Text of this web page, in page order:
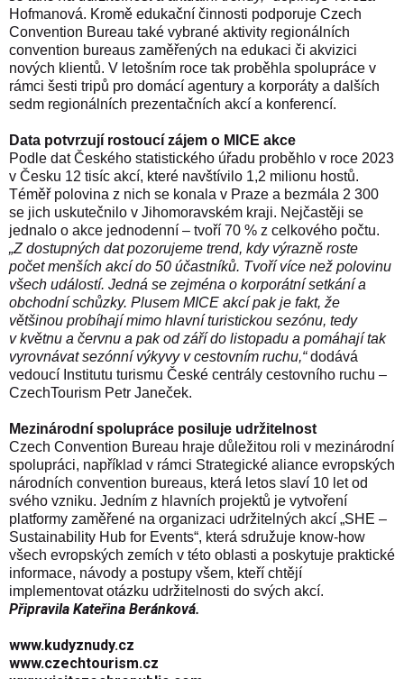
Hofmanová. Kromě edukační činnosti podporuje Czech
Convention Bureau také vybrané aktivity regionálních
convention bureaus zaměřených na edukaci či akvizici
nových klientů. V letošním roce tak proběhla spolupráce v
rámci šesti tripů pro domácí agentury a korporáty a dalších
sedm regionálních prezentačních akcí a konferencí.
Data potvrzují rostoucí zájem o MICE akce
Podle datČeského statistického úřadu proběhlo v roce 2023
v Česku 12 tisíc akcí, které navštívilo 1,2 milionu hostů.
Téměř polovina z nich se konala v Praze a bezmála 2 300
se jich uskutečnilo v Jihomoravském kraji. Nejčastěji se
jednalo o akce jednodenní – tvoří 70 % z celkového počtu.
„Z dostupných dat pozorujeme trend, kdy výrazně roste
počet menších akcí do 50 účastníků. Tvoří více než polovinu
všech událostí. Jedná se zejména o korporátní setkání a
obchodní schůzky. Plusem MICE akcí pak je fakt, že
většinou probíhají mimo hlavní turistickou sezónu, tedy
v květnu a červnu a pak od září do listopadu a pomáhají tak
vyrovnávat sezónní výkyvy v cestovním ruchu,“dodává
vedoucí Institutu turismu České centrály cestovního ruchu –
CzechTourism Petr Janeček.
Mezinárodní spolupráce posiluje udržitelnost
Czech Convention Bureau hraje důležitou roli v mezinárodní
spolupráci, například v rámci Strategické aliance evropských
národních convention bureaus, která letos slaví 10 let od
svého vzniku. Jedním z hlavních projektů je vytvoření
platformy zaměřené na organizaci udržitelných akcí „SHE –
Sustainability Hub for Events“, která sdružuje know-how
všech evropských zemích v této oblasti a poskytuje praktické
informace, návody a postupy všem, kteří chtějí
implementovat otázku udržitelnosti do svých akcí.
Připravila Kateřina Beránková.
www.kudyznudy.cz
www.czechtourism.cz